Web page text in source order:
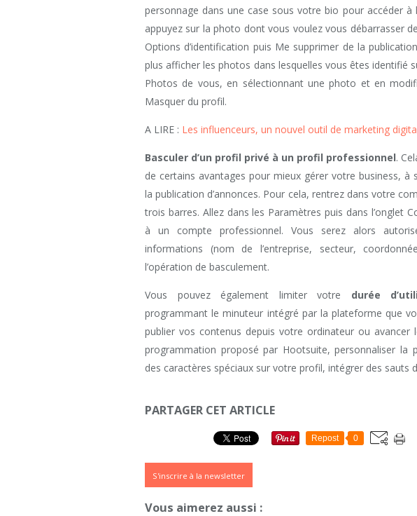
personnage dans une case sous votre bio pour accéder à
appuyez sur la photo dont vous voulez vous débarrasser
Options d’identification puis Me supprimer de la
plus afficher les photos dans lesquelles vous êtes identifié
Photos de vous, en sélectionnant une photo et en
Masquer du profil.
A LIRE : Les influenceurs, un nouvel outil de marketing
Basculer d’un profil privé à un profil professionnel.
de certains avantages pour mieux gérer votre business, à
la publication d’annonces. Pour cela, rentrez dans votre
trois barres. Allez dans les Paramètres puis dans l’onglet
à un compte professionnel. Vous serez alors
informations (nom de l’entreprise, secteur,
l’opération de basculement.
Vous pouvez également limiter votre durée
programmant le minuteur intégré par la plateforme que
publier vos contenus depuis votre ordinateur ou avancer
programmation proposé par Hootsuite, personnaliser la
des caractères spéciaux sur votre profil, intégrer des sauts
PARTAGER CET ARTICLE
Repost 0
S'inscrire à la newsletter
Vous aimerez aussi :